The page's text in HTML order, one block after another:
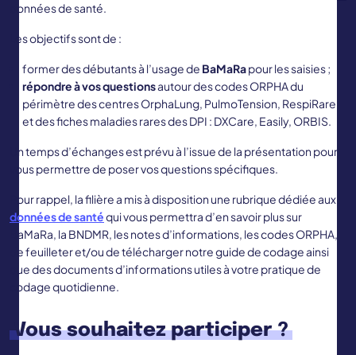
données de santé.
Les objectifs sont de :
former des débutants à l’usage de BaMaRapour les saisies ;
répondre à vos questionsautour des codes ORPHA du
périmètre des centres OrphaLung, PulmoTension, RespiRare,
et des fiches maladies rares des DPI : DXCare, Easily, ORBIS.
Un temps d’échanges est prévu à l’issue de la présentation pour
vous permettre de poser vos questions spécifiques.
Pour rappel, la filière a mis à disposition une rubrique dédiée aux
données de santéqui vous permettra d’en savoir plus sur
BaMaRa, la BNDMR, les notes d’informations, les codes ORPHA,
de feuilleter et/ou de télécharger notre guide de codage ainsi
que des documents d’informations utiles à votre pratique de
codage quotidienne.
Vous souhaitez participer ?